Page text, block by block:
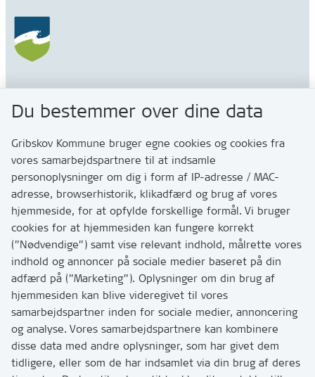
Gribskov Kommune
Rådhusvej 3
3200 Helsinge
Kontakt
Skriv til os via Digital Post
Har du brug for at komme i kontakt med os? Se her
hvordan
Tip os om huller i vejen eller andet
T:7249 6000
Bemærk: vi har mange opkald mellem kl. 10 og 11
Links
Du bestemmer over dine data
Gribskov Kommune bruger egne cookies og cookies fra
vores samarbejdspartnere til at indsamle
personoplysninger om dig i form af IP-adresse / MAC-
adresse, browserhistorik, klikadfærd og brug af vores
hjemmeside, for at opfylde forskellige formål. Vi bruger
cookies for at hjemmesiden kan fungere korrekt
(”Nødvendige”) samt vise relevant indhold, målrette vores
indhold og annoncer på sociale medier baseret på din
adfærd på (”Marketing”). Oplysninger om din brug af
hjemmesiden kan blive videregivet til vores
samarbejdspartner inden for sociale medier, annoncering
og analyse. Vores samarbejdspartnere kan kombinere
disse data med andre oplysninger, som har givet dem
tidligere, eller som de har indsamlet via din brug af deres